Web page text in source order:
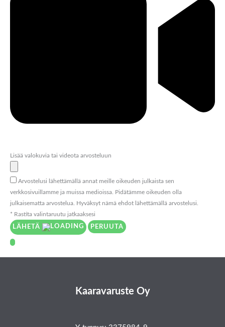
Lisää valokuvia tai videota arvosteluun
Arvostelusi lähettämällä annat meille oikeuden julkaista sen
verkkosivuillamme ja muissa medioissa. Pidätämme oikeuden olla
julkaisematta arvostelua. Hyväksyt nämä ehdot lähettämällä arvostelusi.
* Rastita valintaruutu jatkaaksesi
LÄHETÄ PERUUTA
Kaaravaruste Oy